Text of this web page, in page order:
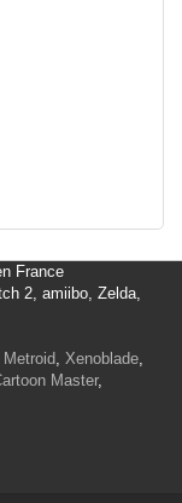
France
2, amiibo, Zelda,
Metroid, Xenoblade,
Master,